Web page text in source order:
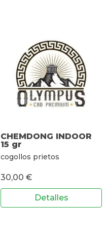
CHEMDONG INDOOR
15 gr
cogollos prietos
30,00 €
Detalles